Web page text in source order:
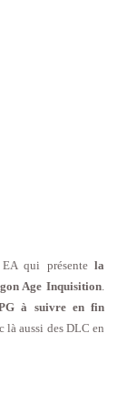
qui présente la
Age Inquisition
à suivre en fin
là aussi des DLC en